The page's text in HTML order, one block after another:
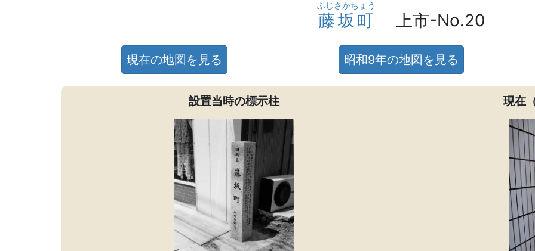
藤坂町
ふじさかちょう
上市-No.20
現在の地図を見る 昭和9年の地図を見る
設置当時の標示柱 現在